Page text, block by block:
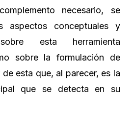
necesario, se
aspectos conceptuales y
esta herramienta
sobre la formulación de
esta que, al parecer, es la
que se detecta en su